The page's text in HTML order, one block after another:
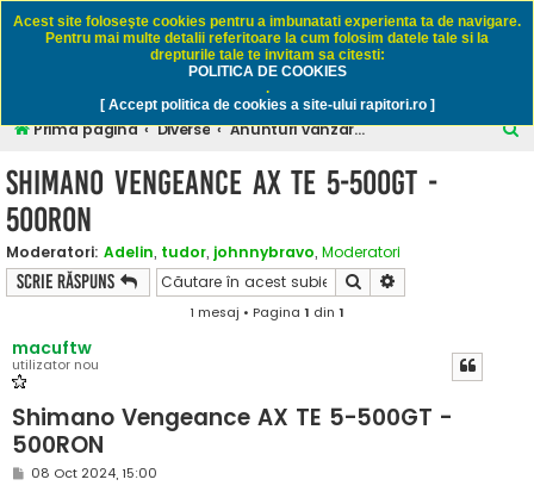
Rapitori.ro - Pescuit sportiv
Prima pagină Diverse Anunturi vanzare / cumparare - numai pescuit
C
Shimano Vengeance AX TE 5-500GT -
500RON
Moderatori: Adelin, tudor, johnnybravo, Moderatori
Scrie răspuns Căutare
1 mesaj • Pagina 1 din 1
macuftw
utilizator nou
Shimano Vengeance AX TE 5-500GT -
500RON
M
08 Oct 2024, 15:00
Acest site foloseşte cookies pentru a imbunatati experienta ta de navigare.
Pentru mai multe detalii referitoare la cum folosim datele tale si la
drepturile tale te invitam sa citesti:
POLITICA DE COOKIES
.
[ Accept politica de cookies a site-ului rapitori.ro ]